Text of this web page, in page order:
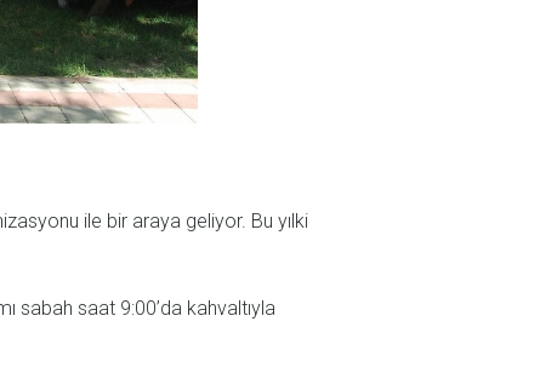
ile bir araya geliyor. Bu yılki
sabah saat 9:00’da kahvaltıyla